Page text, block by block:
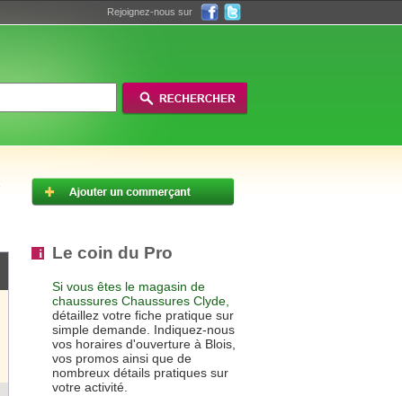
Rejoignez-nous sur
Le coin du Pro
Si vous êtes le magasin de
chaussures Chaussures Clyde,
détaillez votre fiche pratique sur
simple demande. Indiquez-nous
vos horaires d'ouverture à Blois,
vos promos ainsi que de
nombreux détails pratiques sur
votre activité.